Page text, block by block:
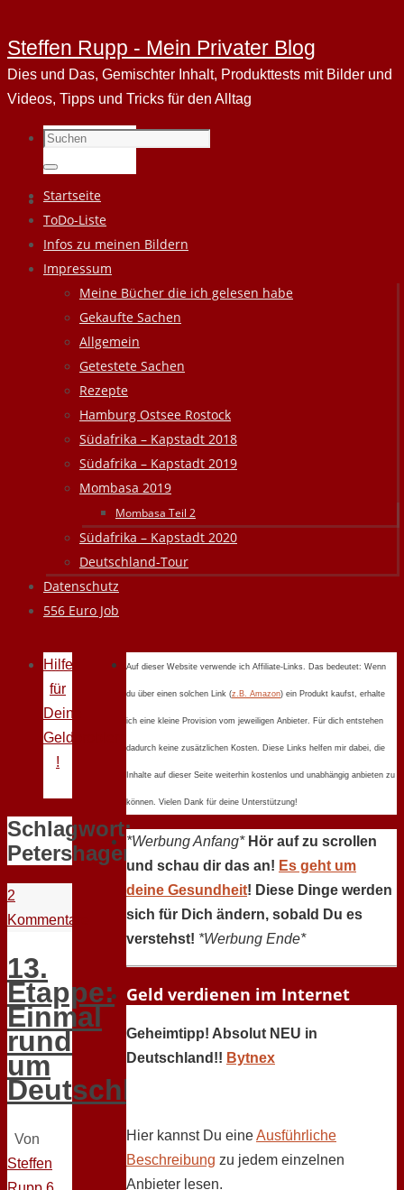
Steffen Rupp - Mein Privater Blog
Dies und Das, Gemischter Inhalt, Produkttests mit Bilder und
Videos, Tipps und Tricks für den Alltag
Suchen
nach:
Suchen
Zum
Inhalt
springen
Startseite
ToDo-Liste
Infos zu meinen Bildern
Impressum
Meine Bücher die ich gelesen habe
Gekaufte Sachen
Allgemein
Getestete Sachen
Rezepte
Hamburg Ostsee Rostock
Südafrika – Kapstadt 2018
Südafrika – Kapstadt 2019
Mombasa 2019
Mombasa Teil 2
Südafrika – Kapstadt 2020
Deutschland-Tour
Datenschutz
556 Euro Job
Hilfe
für
Deine
Geldprobleme
!
Schlagwort:
Petershagen
2
Kommentare
13.
Etappe:
Einmal
rund
um
Deutschland
Von
Steffen
Auf dieser Website verwende ich Affiliate-Links. Das bedeutet: Wenn
du über einen solchen Link (z.B. Amazon) ein Produkt kaufst, erhalte
ich eine kleine Provision vom jeweiligen Anbieter. Für dich entstehen
dadurch keine zusätzlichen Kosten. Diese Links helfen mir dabei, die
Inhalte auf dieser Seite weiterhin kostenlos und unabhängig anbieten zu
können. Vielen Dank für deine Unterstützung!
*Werbung Anfang* Hör auf zu scrollen
und schau dir das an! Es geht um
deine Gesundheit! Diese Dinge werden
sich für Dich ändern, sobald Du es
verstehst! *Werbung Ende*
Geld verdienen im Internet
Geheimtipp! Absolut NEU in
Deutschland!! Bytnex
Hier kannst Du eineAusführliche
Beschreibung zu jedem einzelnen
Anbieter lesen.